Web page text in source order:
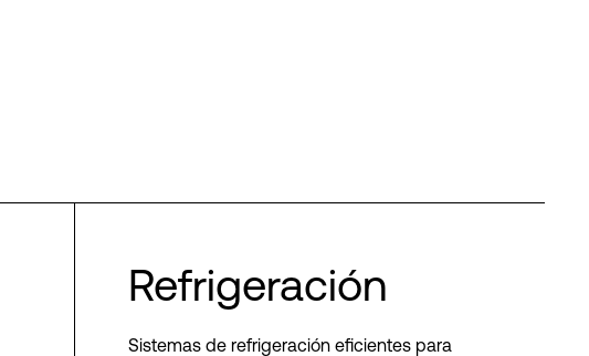
Refrigeración
Sistemas de refrigeración eficientes para